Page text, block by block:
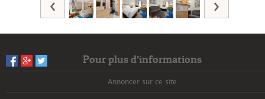
Pour plus d’informations
Annoncer sur ce site